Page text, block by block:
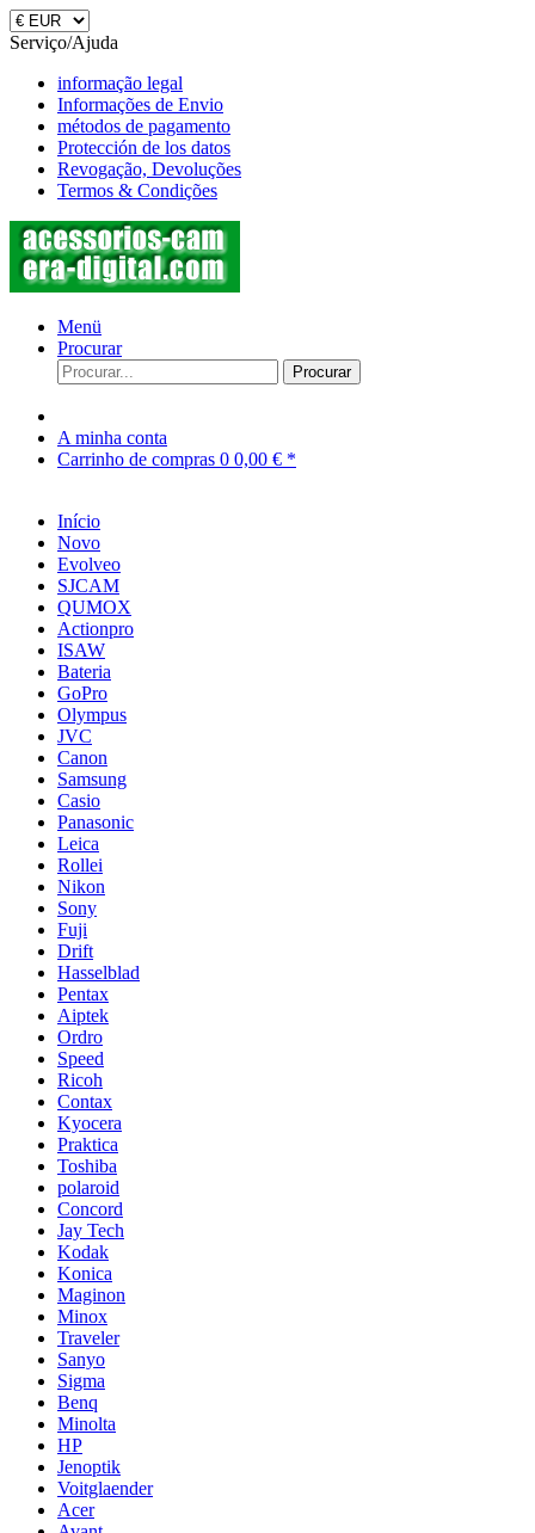
Serviço/Ajuda
informação legal
Informações de Envio
métodos de pagamento
Protección de los datos
Revogação, Devoluções
Termos & Condições
Menü
Procurar
Procurar
A minha conta
Carrinho de compras 0 0,00 € *
Início
Novo
Evolveo
SJCAM
QUMOX
Actionpro
ISAW
Bateria
GoPro
Olympus
JVC
Canon
Samsung
Casio
Panasonic
Leica
Rollei
Nikon
Sony
Fuji
Drift
Hasselblad
Pentax
Aiptek
Ordro
Speed
Ricoh
Contax
Kyocera
Praktica
Toshiba
polaroid
Concord
Jay Tech
Kodak
Konica
Maginon
Minox
Traveler
Sanyo
Sigma
Benq
Minolta
HP
Jenoptik
Voitglaender
Acer